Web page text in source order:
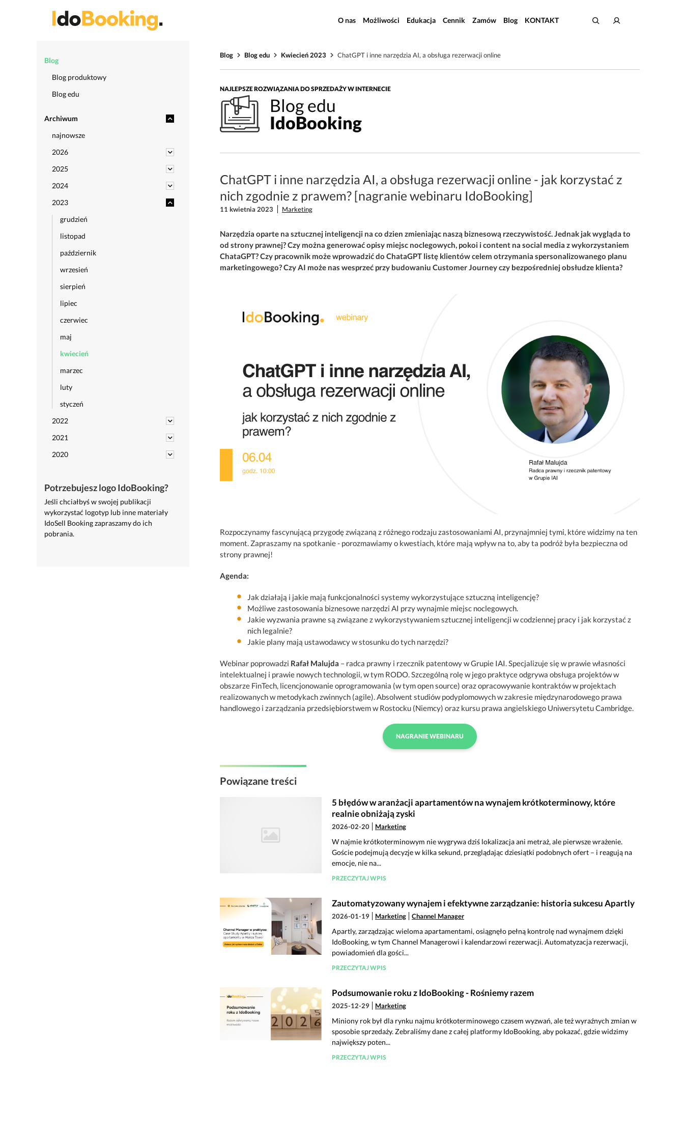
O nas Możliwości Edukacja Cennik Zamów Blog KONTAKT
Blog
Blog produktowy
Blog edu
Archiwum
najnowsze
2026
2025
2024
2023
grudzień
listopad
październik
wrzesień
sierpień
lipiec
czerwiec
maj
kwiecień
marzec
luty
styczeń
2022
2021
2020
Potrzebujesz logo IdoBooking?
Jeśli chciałbyś w swojej publikacji
wykorzystać logotyp lub inne materiały
IdoSell Booking zapraszamy do ich
pobrania.
Blog Blog edu Kwiecień 2023 ChatGPT i inne narzędzia AI, a obsługa rezerwacji online
NAJLEPSZE ROZWIĄZANIA DO SPRZEDAŻY W INTERNECIE
Blog edu
IdoBooking
ChatGPT i inne narzędzia AI, a obsługa rezerwacji online - jak korzystać z
nich zgodnie z prawem? [nagranie webinaru IdoBooking]
11 kwietnia 2023 Marketing
Narzędzia oparte na sztucznej inteligencji na co dzien zmieniając naszą biznesową rzeczywistość. Jednak jak wygląda to
od strony prawnej? Czy można generować opisy miejsc noclegowych, pokoi i content na social media z wykorzystaniem
ChataGPT? Czy pracownik może wprowadzić do ChataGPT listę klientów celem otrzymania spersonalizowanego planu
marketingowego? Czy AI może nas wesprzeć przy budowaniu Customer Journey czy bezpośredniej obsłudze klienta?
Rozpoczynamy fascynującą przygodę związaną z różnego rodzaju zastosowaniami AI, przynajmniej tymi, które widzimy na ten
moment. Zapraszamy na spotkanie - porozmawiamy o kwestiach, które mają wpływ na to, aby ta podróż była bezpieczna od
strony prawnej!
Agenda:
Jak działają i jakie mają funkcjonalności systemy wykorzystujące sztuczną inteligencję?
Możliwe zastosowania biznesowe narzędzi AI przy wynajmie miejsc noclegowych.
Jakie wyzwania prawne są związane z wykorzystywaniem sztucznej inteligencji w codziennej pracy i jak korzystać z
nich legalnie?
Jakie plany mają ustawodawcy w stosunku do tych narzędzi?
Webinar poprowadzi Rafał Malujda – radca prawny i rzecznik patentowy w Grupie IAI. Specjalizuje się w prawie własności
intelektualnej i prawie nowych technologii, w tym RODO. Szczególną rolę w jego praktyce odgrywa obsługa projektów w
obszarze FinTech, licencjonowanie oprogramowania (w tym open source) oraz opracowywanie kontraktów w projektach
realizowanych w metodykach zwinnych (agile). Absolwent studiów podyplomowych w zakresie międzynarodowego prawa
handlowego i zarządzania przedsiębiorstwem w Rostocku (Niemcy) oraz kursu prawa angielskiego Uniwersytetu Cambridge.
NAGRANIE WEBINARU
Powiązane treści
5 błędów w aranżacji apartamentów na wynajem krótkoterminowy, które
realnie obniżają zyski
2026-02-20 Marketing
W najmie krótkoterminowym nie wygrywa dziś lokalizacja ani metraż, ale pierwsze wrażenie.
Goście podejmują decyzje w kilka sekund, przeglądając dziesiątki podobnych ofert – i reagują na
emocje, nie na...
PRZECZYTAJ WPIS
Zautomatyzowany wynajem i efektywne zarządzanie: historia sukcesu Apartly
2026-01-19 Marketing Channel Manager
Apartly, zarządzając wieloma apartamentami, osiągnęło pełną kontrolę nad wynajmem dzięki
IdoBooking, w tym Channel Managerowi i kalendarzowi rezerwacji. Automatyzacja rezerwacji,
powiadomień dla gości...
PRZECZYTAJ WPIS
Podsumowanie roku z IdoBooking - Rośniemy razem
2025-12-29 Marketing
Miniony rok był dla rynku najmu krótkoterminowego czasem wyzwań, ale też wyraźnych zmian w
sposobie sprzedaży. Zebraliśmy dane z całej platformy IdoBooking, aby pokazać, gdzie widzimy
największy poten...
PRZECZYTAJ WPIS